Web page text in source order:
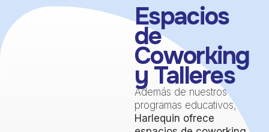
Espacios
de
Coworking
y Talleres
Además de nuestros
programas educativos,
Harlequin ofrece